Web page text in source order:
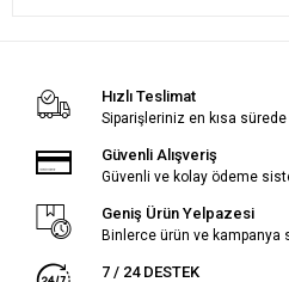
Hızlı Teslimat
Siparişleriniz en kısa sürede
Güvenli Alışveriş
Güvenli ve kolay ödeme
Geniş Ürün Yelpazesi
Binlerce ürün ve kampanya
7 / 24 DESTEK